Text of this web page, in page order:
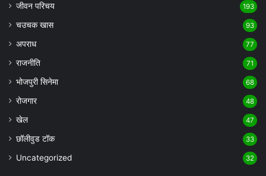
जीवन परिचय 193
चउचक खास 93
अपराध 77
राजनीति 71
भोजपुरी सिनेमा 68
रोजगार 48
खेल 47
छॉलीवुड टॉक 33
Uncategorized 32